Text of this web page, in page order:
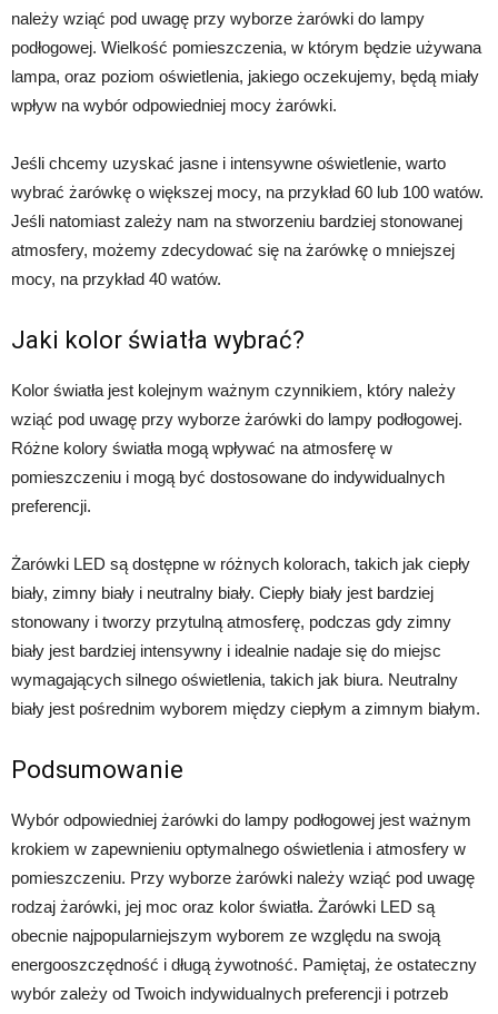
należy wziąć pod uwagę przy wyborze żarówki do lampy
podłogowej. Wielkość pomieszczenia, w którym będzie używana
lampa, oraz poziom oświetlenia, jakiego oczekujemy, będą miały
wpływ na wybór odpowiedniej mocy żarówki.
Jeśli chcemy uzyskać jasne i intensywne oświetlenie, warto
wybrać żarówkę o większej mocy, na przykład 60 lub 100 watów.
Jeśli natomiast zależy nam na stworzeniu bardziej stonowanej
atmosfery, możemy zdecydować się na żarówkę o mniejszej
mocy, na przykład 40 watów.
Jaki kolor światła wybrać?
Kolor światła jest kolejnym ważnym czynnikiem, który należy
wziąć pod uwagę przy wyborze żarówki do lampy podłogowej.
Różne kolory światła mogą wpływać na atmosferę w
pomieszczeniu i mogą być dostosowane do indywidualnych
preferencji.
Żarówki LED są dostępne w różnych kolorach, takich jak ciepły
biały, zimny biały i neutralny biały. Ciepły biały jest bardziej
stonowany i tworzy przytulną atmosferę, podczas gdy zimny
biały jest bardziej intensywny i idealnie nadaje się do miejsc
wymagających silnego oświetlenia, takich jak biura. Neutralny
biały jest pośrednim wyborem między ciepłym a zimnym białym.
Podsumowanie
Wybór odpowiedniej żarówki do lampy podłogowej jest ważnym
krokiem w zapewnieniu optymalnego oświetlenia i atmosfery w
pomieszczeniu. Przy wyborze żarówki należy wziąć pod uwagę
rodzaj żarówki, jej moc oraz kolor światła. Żarówki LED są
obecnie najpopularniejszym wyborem ze względu na swoją
energooszczędność i długą żywotność. Pamiętaj, że ostateczny
wybór zależy od Twoich indywidualnych preferencji i potrzeb